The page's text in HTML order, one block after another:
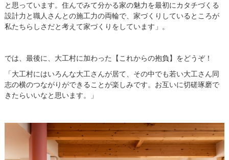
と思っています。住んでみて分かる家の魅力を最初にカタチづくる
設計力と職人さんとの施工力の両輪で、家づくりしているところが
私たちらしさだと考えて家づくりをしています」。
では、最後に、大工村に加わった【これからの抱負】をどうぞ！
「大工村にはいろんな大工さんが居て、その中でも若い大工さん同
志の横のつながりができることが楽しみです。お互いに切磋琢磨で
きたらいいなと思います。」